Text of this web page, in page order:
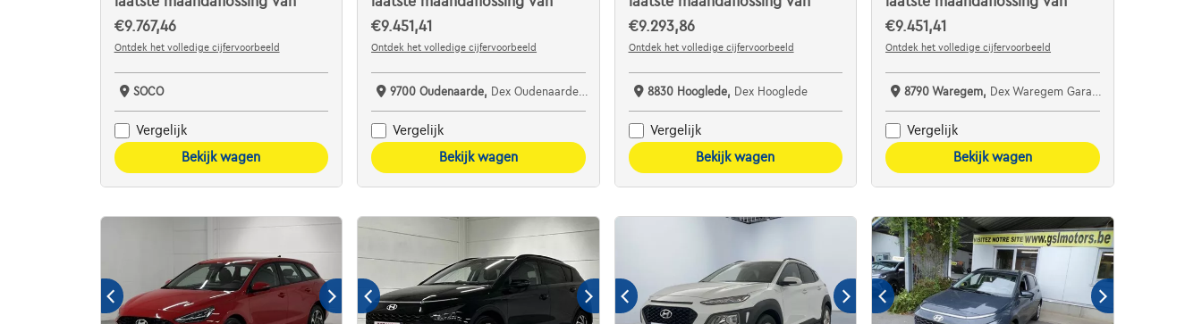
€9.767,46
Ontdek het volledige cijfervoorbeeld
SOCO
Vergelijk
Bekijk wagen
€9.451,41
Ontdek het volledige cijfervoorbeeld
9700 Oudenaarde, Dex Oudenaarde Eeckhout & Termote bv
Vergelijk
Bekijk wagen
€9.293,86
Ontdek het volledige cijfervoorbeeld
8830 Hooglede, Dex Hooglede
Vergelijk
Bekijk wagen
€9.451,41
Ontdek het volledige cijfervoorbeeld
8790 Waregem, Dex Waregem Garage Dhont bv
Vergelijk
Bekijk wagen